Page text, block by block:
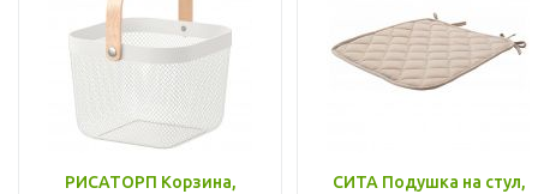
РИСАТОРП Корзина,
СИТА Подушка на стул,